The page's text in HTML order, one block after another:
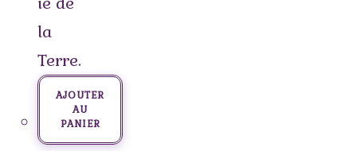
la
Terre.
AJOUTER
AU
PANIER